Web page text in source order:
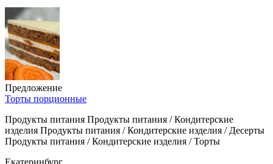
Предложение
Торты порционные
Продукты питания Продукты питания / Кондитерские
изделия Продукты питания / Кондитерские изделия / Десерты
Продукты питания / Кондитерские изделия / Торты
Екатеринбург